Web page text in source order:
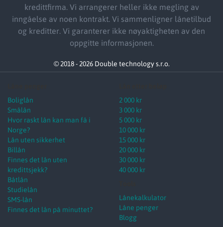
kredittfirma. Vi arrangerer heller ikke megling av
inngåelse av noen kontrakt. Vi sammenligner lånetilbud
og kreditter. Vi garanterer ikke nøyaktigheten av den
oppgitte informasjonen.
© 2018 - 2026 Double technology s.r.o.
Boliglån
Smålån
Hvor raskt lån kan man få i
Norge?
Lån uten sikkerhet
Billån
Finnes det lån uten
kredittsjekk?
Båtlån
Studielån
SMS-lån
Finnes det lån på minuttet?
2 000 kr
3 000 kr
5 000 kr
10 000 kr
15 000 kr
20 000 kr
30 000 kr
40 000 kr
Lånekalkulator
Låne penger
Blogg